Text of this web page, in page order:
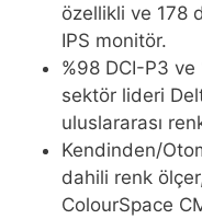
özellikli ve 178
IPS monitör.
%98 DCI-P3 ve
sektör lideri
uluslararası
Kendinden/
dahili renk
ColourSpace